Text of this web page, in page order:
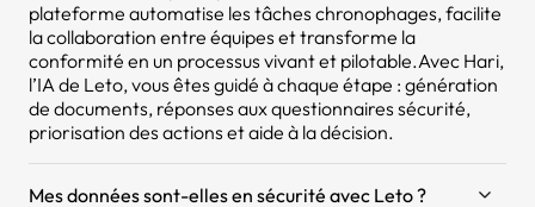
plateforme automatise les tâches chronophages, facilite
la collaboration entre équipes et transforme la
conformité en un processus vivant et pilotable.Avec Hari,
l’IA de Leto, vous êtes guidé à chaque étape : génération
de documents, réponses aux questionnaires sécurité,
priorisation des actions et aide à la décision.
Mes données sont-elles en sécurité avec Leto ?